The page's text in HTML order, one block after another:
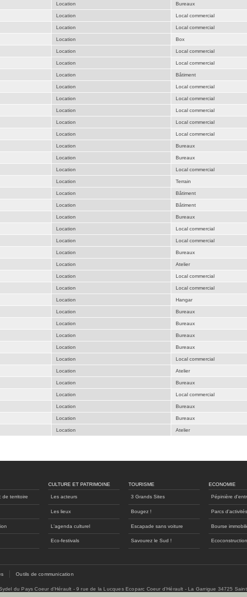
Location Bureaux
Location Local commercial
Location Local commercial
Location Box
Location Local commercial
Location Local commercial
Location Bâtiment
Location Local commercial
Location Local commercial
Location Local commercial
Location Local commercial
Location Local commercial
Location Bureaux
Location Bureaux
Location Local commercial
Location Terrain
Location Bâtiment
Location Bâtiment
Location Bureaux
Location Local commercial
Location Local commercial
Location Bureaux
Location Atelier
Location Local commercial
Location Local commercial
Location Hangar
Location Bureaux
Location Bureaux
Location Bureaux
Location Bureaux
Location Local commercial
Location Atelier
Location Bureaux
Location Local commercial
Location Bureaux
Location Bureaux
Location Atelier
de territoire
CULTURE ET PATRIMOINE
Les acteurs
Les lieux
L'agenda culturel
Eco-festivals
TOURISME
3 Grands Sites
Bougez !
Escapade sans voiture
Savourez le Sud !
ECONOMIE
Pépinière
Parcs d'activités
Bourse
Ecoconstruction
Outils de communication
du Pays Coeur d'Hérault - 9 rue de la Lucques Ecoparc Coeur d'Hérault - La Garrigue 34725